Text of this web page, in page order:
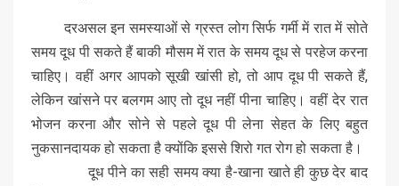
दरअसल इन समस्याओं से ग्रस्त लोग सिर्फ गर्मी में रात में सोते
समय दूध पी सकते हैं बाकी मौसम में रात के समय दूध से परहेज करना
चाहिए। वहीं अगर आपको सूखी खांसी हो, तो आप दूध पी सकते हैं,
लेकिन खांसने पर बलगम आए तो दूध नहीं पीना चाहिए। वहीं देर रात
भोजन करना और सोने से पहले दूध पी लेना सेहत के लिए बहुत
नुकसानदायक हो सकता है क्योंकि इससे शिरो गत रोग हो सकता है।
दूध पीने का सही समय क्या है-खाना खाते ही कुछ देर बाद